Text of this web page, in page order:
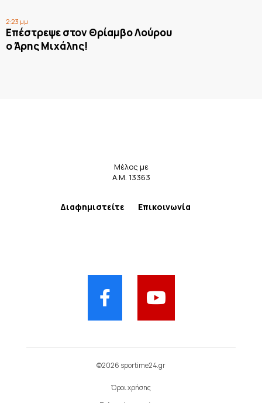
2:23 μμ
Επέστρεψε στον Θρίαμβο Λούρου
ο Άρης Μιχάλης!
Μέλος με
Α.Μ. 13363
Διαφημιστείτε Επικοινωνία
©2026 sportime24.gr
Όροι χρήσης